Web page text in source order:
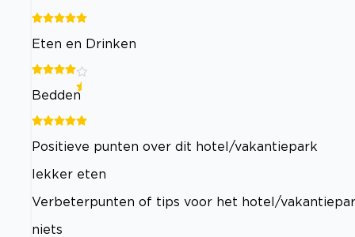
Eten en Drinken
Bedden
Positieve punten over dit hotel/vakantiepark
lekker eten
Verbeterpunten of tips voor het hotel/
niets